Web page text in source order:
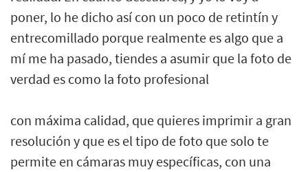
poner, lo he dicho así con un poco de retintín y
entrecomillado porque realmente es algo que a
mí me ha pasado, tiendes a asumir que la foto de
verdad es como la foto profesional
con máxima calidad, que quieres imprimir a gran
resolución y que es el tipo de foto que solo te
permite en cámaras muy específicas, con una